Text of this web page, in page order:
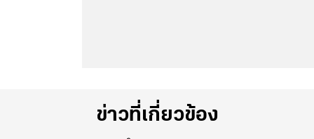
ข่าวที่เกี่ยวข้อง